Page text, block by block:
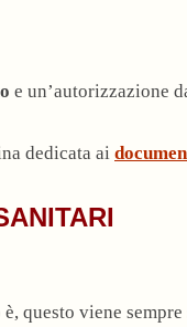
e un’autorizzazione
dedicata ai
questo viene